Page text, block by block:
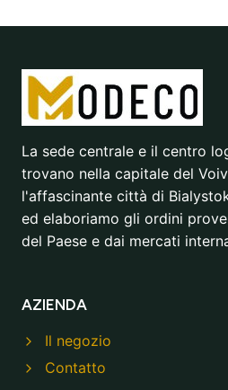
La sede centrale e il centro
trovano nella capitale del
l'affascinante città di
ed elaboriamo gli ordini
del Paese e dai mercati
AZIENDA
Il negozio
Contatto